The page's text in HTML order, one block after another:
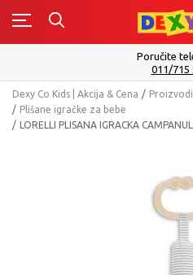
0
Poručite
011/715
Dexy Co Kids | Akcija & Cena Proizvodi
Plišane igračke za bebe
LORELLI PLISANA IGRACKA